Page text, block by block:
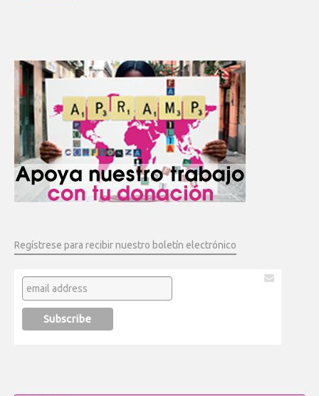
Regístrese para recibir nuestro boletín electrónico